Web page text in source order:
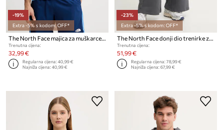
-19%
Extra -5% s kodom: OFF*
Trenutna cijena:
32,99 €
Regularna cijena:40,99 €
Najniža cijena:40,99 €
-23%
Extra -5% s kodom: OFF*
Trenutna cijena:
51,99 €
Regularna cijena:78,99 €
Najniža cijena:67,99 €